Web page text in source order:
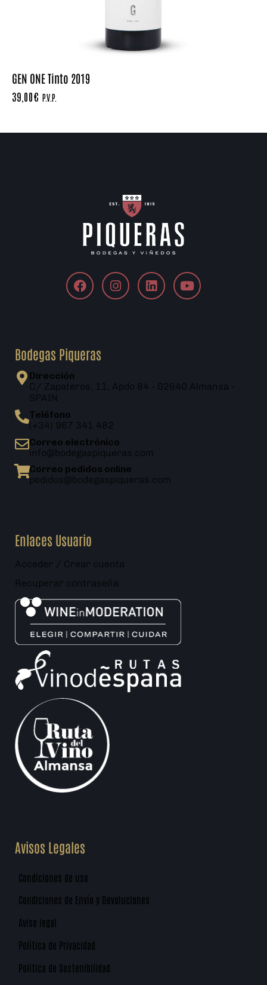
GEN ONE Tinto 2019
39,00€ P.V.P.
Bodegas Piqueras
Dirección
C/ Zapateros, 11, Apdo 84 - 02640 Almansa -
SPAIN
Teléfono
(+34) 967 341 482
Correo electrónico
info@bodegaspiqueras.com
Correo pedidos online
pedidos@bodegaspiqueras.com
Enlaces Usuario
Acceder / Crear cuenta
Recuperar contraseña
Avisos Legales
Condiciones de uso
Condiciones de Envío y Devoluciones
Aviso legal
Política de Privacidad
Politica de Sostenibilidad